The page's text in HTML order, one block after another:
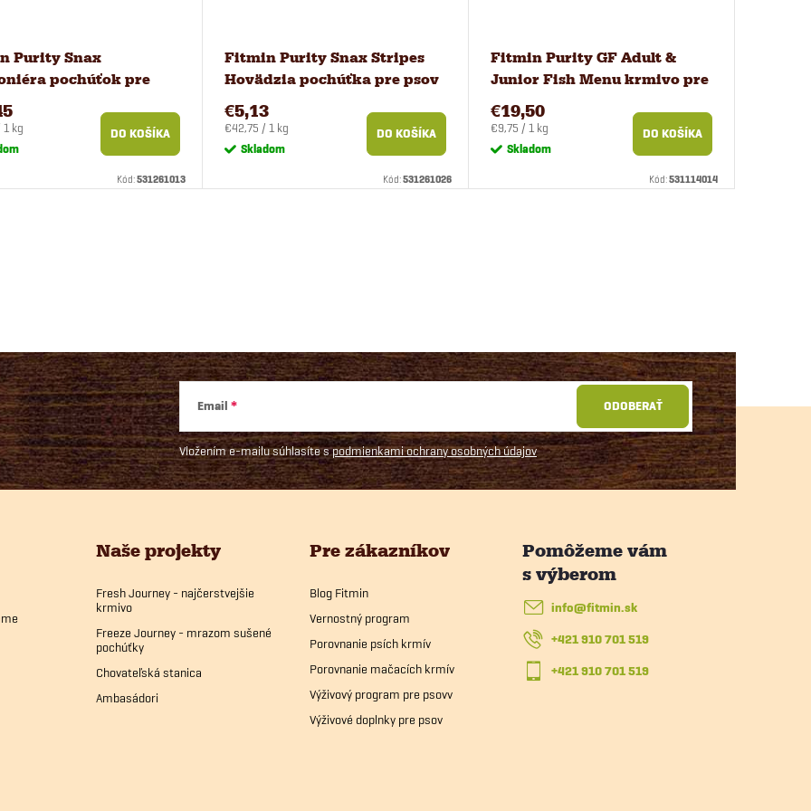
Purity Snax
pochúťok pre
g
kg DO KOŠÍKA
Kód:531261013
Fitmin Purity Snax Stripes
Hovädzia pochúťka pre psov
120 g
€5,13
Jednotková
cena:
€42,75 / 1 kg
Skladom
DO KOŠÍKA
Kód:531261026
Fitmin Purity GF Adult &
Junior Fish Menu krmivo pre
psov 2 kg
€19,50
Jednotková
cena:
€9,75 / 1 kg
Skladom
DO KOŠÍKA
Kód:531114014
Email
Vložením e-mailu súhlasíte spodmienkami ochrany osobných údajov
ODOBERAŤ
Naše projekty
Fresh Journey - najčerstvejšie
krmivo
Freeze Journey - mrazom sušené
pochúťky
Chovateľská stanica
Ambasádori
Pre zákazníkov
Blog Fitmin
Vernostný program
Porovnanie psích krmív
Porovnanie mačacích krmív
Výživový program pre psovv
Výživové doplnky pre psov
info@fitmin.sk
+421 910 701 519
+421 910 701 519